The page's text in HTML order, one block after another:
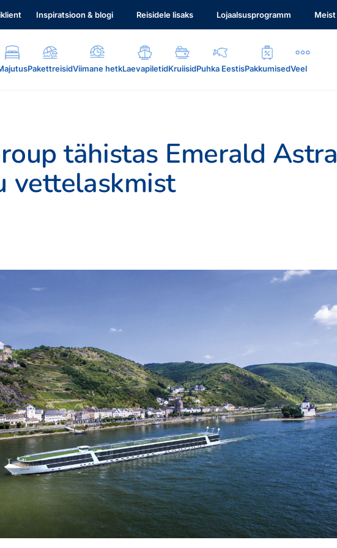
Inspiratsioon & blogi Reisidele lisaks Lojaalsusprogramm Meist
PakettreisidViimane hetkLaevapiletidKruiisidPuhka EestisPakkumisedVeel
tähistas Emerald Astra
vettelaskmist